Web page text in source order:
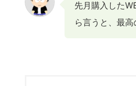
先月購入した
ら言うと、最